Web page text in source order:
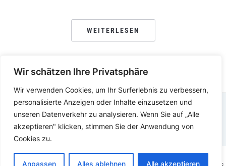
Wir schätzen Ihre Privatsphäre
Wir verwenden Cookies, um Ihr Surferlebnis zu verbessern,
personalisierte Anzeigen oder Inhalte einzusetzen und
unseren Datenverkehr zu analysieren. Wenn Sie auf „Alle
akzeptieren" klicken, stimmen Sie der Anwendung von
Cookies zu.
Anpassen Alles ablehnen Alle akzeptieren
WEITERLESEN
DATENSCHUTZERKLÄRUNG IMPRESSUM